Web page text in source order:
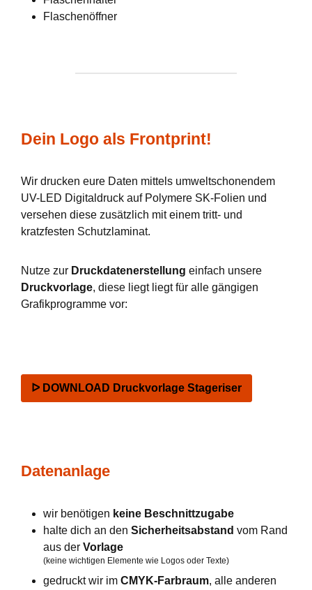
Flaschenöffner
Dein Logo als Frontprint!
Wir drucken eure Daten mittels umweltschonendem
UV-LED Digitaldruck auf Polymere SK-Folien und
versehen diese zusätzlich mit einem tritt- und
kratzfesten Schutzlaminat.
Nutze zur Druckdatenerstellung einfach unsere
Druckvorlage, diese liegt liegt für alle gängigen
Grafikprogramme vor:
ᐅ DOWNLOAD Druckvorlage Stageriser
Datenanlage
wir benötigen keine Beschnittzugabe
halte dich an den Sicherheitsabstand vom Rand
aus der Vorlage
(keine wichtigen Elemente wie Logos oder Texte)
gedruckt wir im CMYK-Farbraum, alle anderen